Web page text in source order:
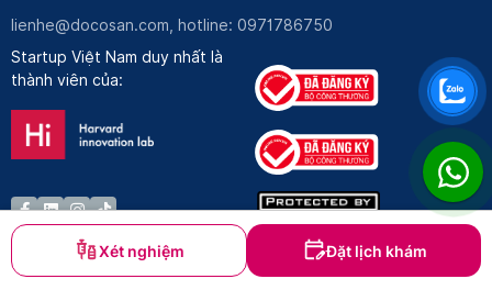
Xét nghiệm Đặt lịch khám
lienhe@docosan.com , hotline: 0971786750
Startup Việt Nam duy nhất là
thành viên của: